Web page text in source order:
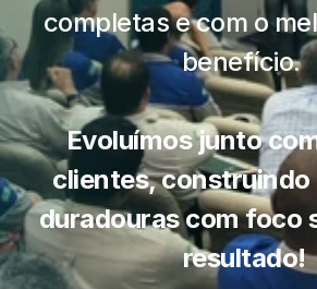
completas e com o
benefício.
Evoluímos junto
clientes, construindo
duradouras com foco
resultado!